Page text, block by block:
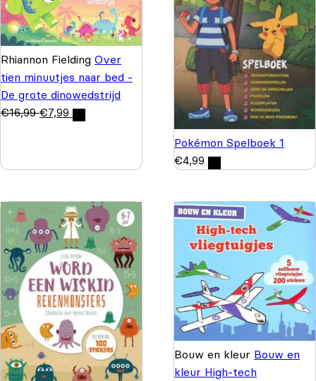
Rhiannon Fielding Over
tien minuutjes naar bed -
De grote dinowedstrijd
€16,99 €7,99
Pokémon Spelboek 1
€4,99
Bouw en kleur Bouw en
kleur High-tech